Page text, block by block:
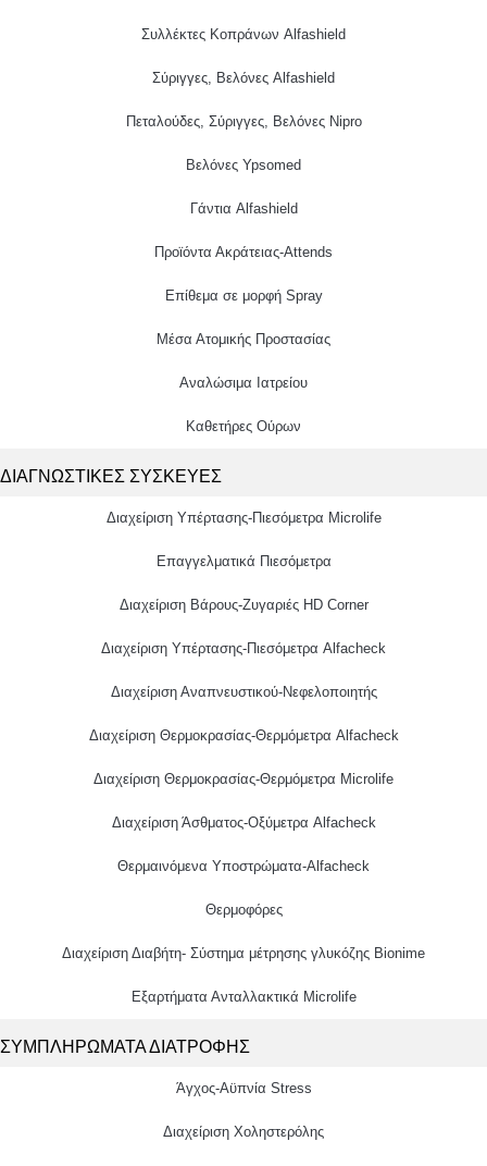
Συλλέκτες Κοπράνων Alfashield
Σύριγγες, Βελόνες Alfashield
Πεταλούδες, Σύριγγες, Βελόνες Nipro
Βελόνες Ypsomed
Γάντια Alfashield
Προϊόντα Ακράτειας-Attends
Επίθεμα σε μορφή Spray
Μέσα Ατομικής Προστασίας
Αναλώσιμα Ιατρείου
Καθετήρες Ούρων
ΔΙΑΓΝΩΣΤΙΚΕΣ ΣΥΣΚΕΥΕΣ
Διαχείριση Υπέρτασης-Πιεσόμετρα Microlife
Επαγγελματικά Πιεσόμετρα
Διαχείριση Βάρους-Ζυγαριές HD Corner
Διαχείριση Υπέρτασης-Πιεσόμετρα Alfacheck
Διαχείριση Αναπνευστικού-Νεφελοποιητής
Διαχείριση Θερμοκρασίας-Θερμόμετρα Alfacheck
Διαχείριση Θερμοκρασίας-Θερμόμετρα Microlife
Διαχείριση Άσθματος-Οξύμετρα Alfacheck
Θερμαινόμενα Υποστρώματα-Alfacheck
Θερμοφόρες
Διαχείριση Διαβήτη- Σύστημα μέτρησης γλυκόζης Bionime
Εξαρτήματα Ανταλλακτικά Microlife
ΣΥΜΠΛΗΡΩΜΑΤΑ ΔΙΑΤΡΟΦΗΣ
Άγχος-Αϋπνία Stress
Διαχείριση Χοληστερόλης